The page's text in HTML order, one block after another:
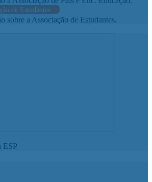
de Estudantes
sobre a Associação de Estudantes.
ESP